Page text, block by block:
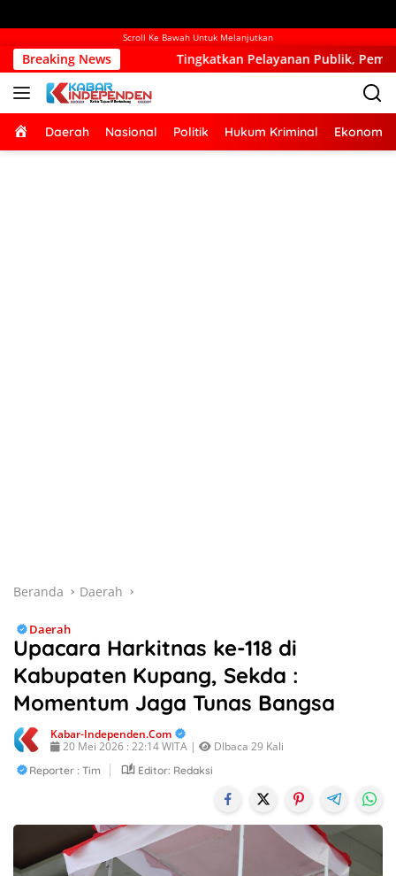
Scroll Ke Bawah Untuk Melanjutkan
Breaking News
Tingkatkan Pelayanan Publik, Pemkab Kupang Mulai
Home
Daerah Nasional Politik Hukum Kriminal Ekonomi
Beranda Daerah
Daerah
Upacara Harkitnas ke-118 di
Kabupaten Kupang, Sekda :
Momentum Jaga Tunas Bangsa
Kabar-Independen.com
20 Mei 2026 : 22:14 WITA |
DIbaca 29 Kali
Reporter : Tim Editor: Redaksi